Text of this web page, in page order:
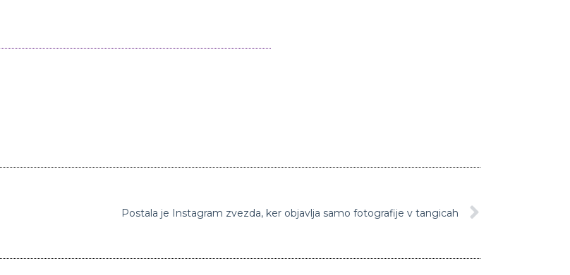
Postala je Instagram zvezda, ker objavlja samo fotografije v tangicah